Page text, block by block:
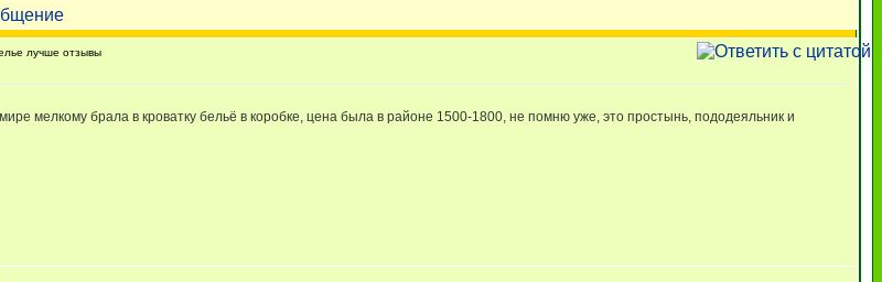
лучше отзывы
мелкому брала в кроватку бельё в коробке, цена была в районе 1500-1800, не помню уже, это простынь, пододеяльник и